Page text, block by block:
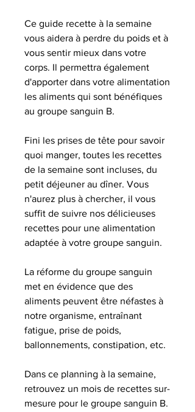
Ce guide recette à la semaine
vous aidera à perdre du poids et à
vous sentir mieux dans votre
corps. Il permettra également
d'apporter dans votre alimentation
les aliments qui sont bénéfiques
au groupe sanguin B.
Fini les prises de tête pour savoir
quoi manger, toutes les recettes
de la semaine sont incluses, du
petit déjeuner au dîner. Vous
n'aurez plus à chercher, il vous
suffit de suivre nos délicieuses
recettes pour une alimentation
adaptée à votre groupe sanguin.
La réforme du groupe sanguin
met en évidence que des
aliments peuvent être néfastes à
notre organisme, entraînant
fatigue, prise de poids,
ballonnements, constipation, etc.
Dans ce planning à la semaine,
retrouvez un mois de recettes sur-
mesure pour le groupe sanguin B.